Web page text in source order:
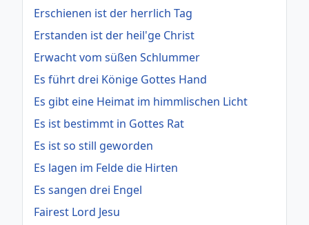
Erschienen ist der herrlich Tag
Erstanden ist der heil'ge Christ
Erwacht vom süßen Schlummer
Es führt drei Könige Gottes Hand
Es gibt eine Heimat im himmlischen Licht
Es ist bestimmt in Gottes Rat
Es ist so still geworden
Es lagen im Felde die Hirten
Es sangen drei Engel
Fairest Lord Jesu